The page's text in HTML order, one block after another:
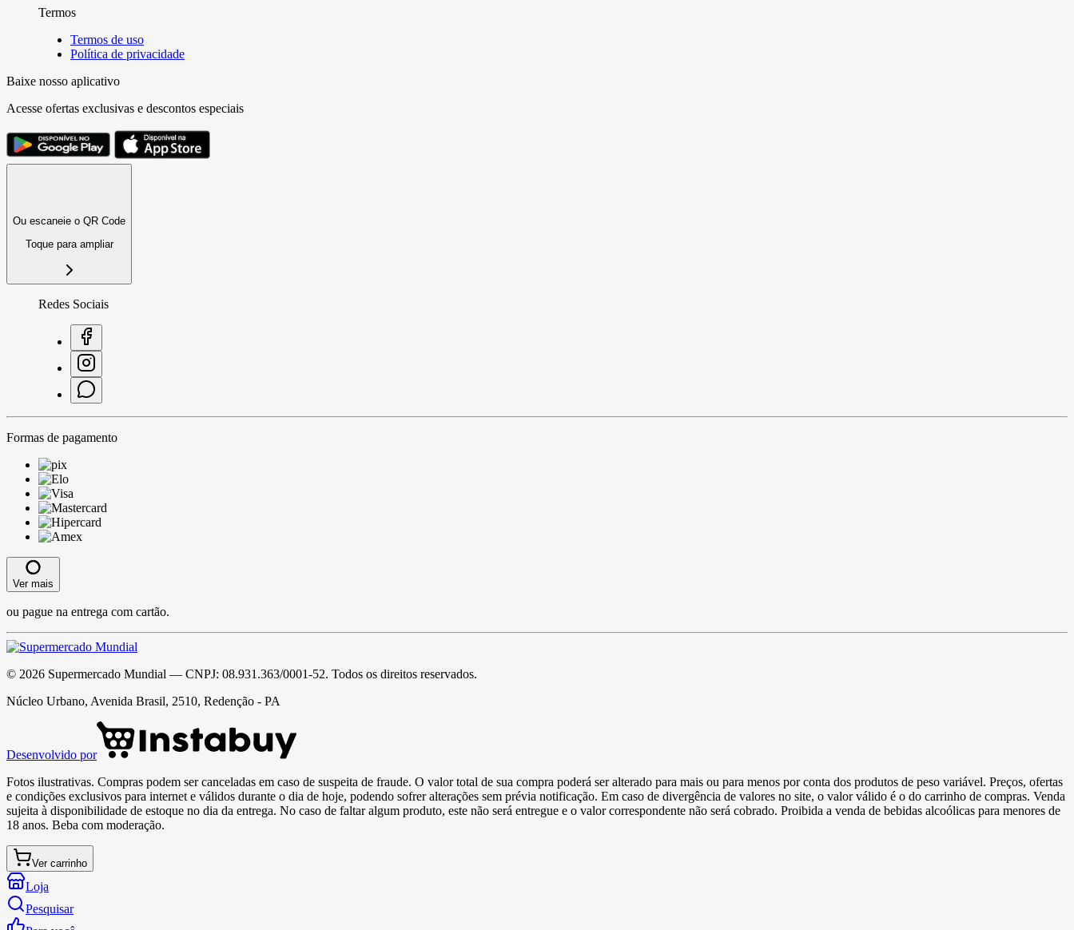
Termos
Termos de uso
Política de privacidade
Baixe nosso aplicativo
Acesse ofertas exclusivas e descontos especiais
Ou escaneie o QR Code
Toque para ampliar
Redes Sociais
Formas de pagamento
Ver mais
ou pague na entrega com cartão.
© 2026 Supermercado Mundial — CNPJ: 08.931.363/0001-52. Todos os direitos reservados.
Núcleo Urbano, Avenida Brasil, 2510, Redenção - PA
Desenvolvido por
Fotos ilustrativas. Compras podem ser canceladas em caso de suspeita de fraude. O valor total de sua compra poderá ser alterado para mais ou para menos por conta dos produtos de peso variável. Preços, ofertas
e condições exclusivos para internet e válidos durante o dia de hoje, podendo sofrer alterações sem prévia notificação. Em caso de divergência de valores no site, o valor válido é o do carrinho de compras. Venda
sujeita à disponibilidade de estoque no dia da entrega. No caso de faltar algum produto, este não será entregue e o valor correspondente não será cobrado. Proibida a venda de bebidas alcoólicas para menores de
18 anos. Beba com moderação.
Ver carrinho
Loja
Pesquisar